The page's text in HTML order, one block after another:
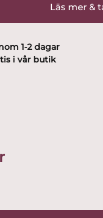
Läs mer &
1-2 dagar
i vår butik